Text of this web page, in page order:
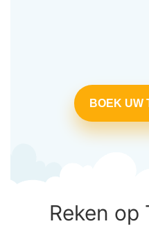
BOEK UW
Reken op